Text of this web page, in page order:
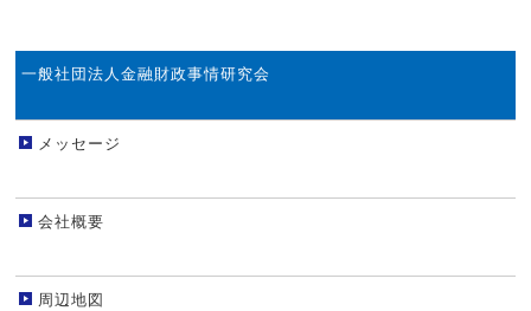
一般社団法人金融財政事情研究会
メッセージ
会社概要
周辺地図